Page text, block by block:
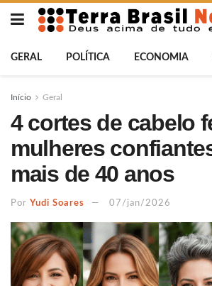
GERAL POLÍTICA ECONOMIA
Início Geral
4 cortes de cabelo
mulheres
mais de 40 anos
Por Yudi Soares 07/jan/2026